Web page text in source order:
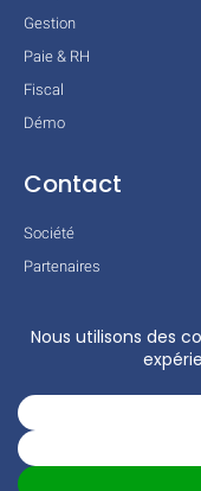
Gestion
Paie & RH
Fiscal
Démo
Contact
Société
Partenaires
Mentions légales
Conditions générales
Actualités
COPYRIGHT © 2026